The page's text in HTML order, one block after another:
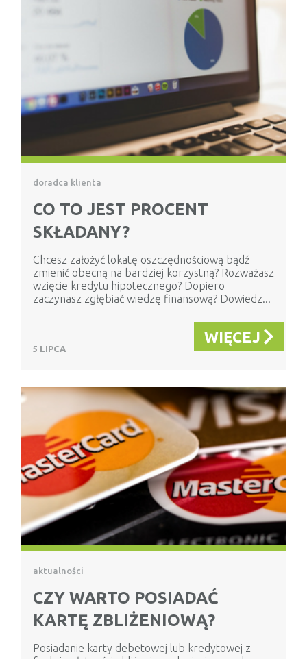
doradca klienta
CO TO JEST PROCENT
SKŁADANY?
Chcesz założyć lokatę oszczędnościową bądź
zmienić obecną na bardziej korzystną? Rozważasz
wzięcie kredytu hipotecznego? Dopiero
zaczynasz zgłębiać wiedzę finansową? Dowiedz...
5 LIPCA
WIĘCEJ
aktualności
CZY WARTO POSIADAĆ
KARTĘ ZBLIŻENIOWĄ?
Posiadanie karty debetowej lub kredytowej z